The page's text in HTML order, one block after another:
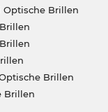
Optische Brillen
Brillen
Brillen